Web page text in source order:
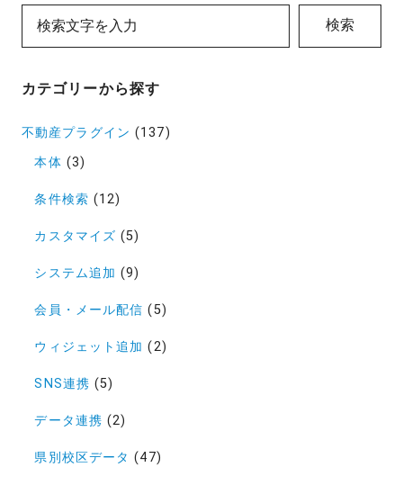
検索
カテゴリーから探す
不動産プラグイン (137)
本体 (3)
条件検索 (12)
カスタマイズ (5)
システム追加 (9)
会員・メール配信 (5)
ウィジェット追加 (2)
SNS連携 (5)
データ連携 (2)
県別校区データ (47)